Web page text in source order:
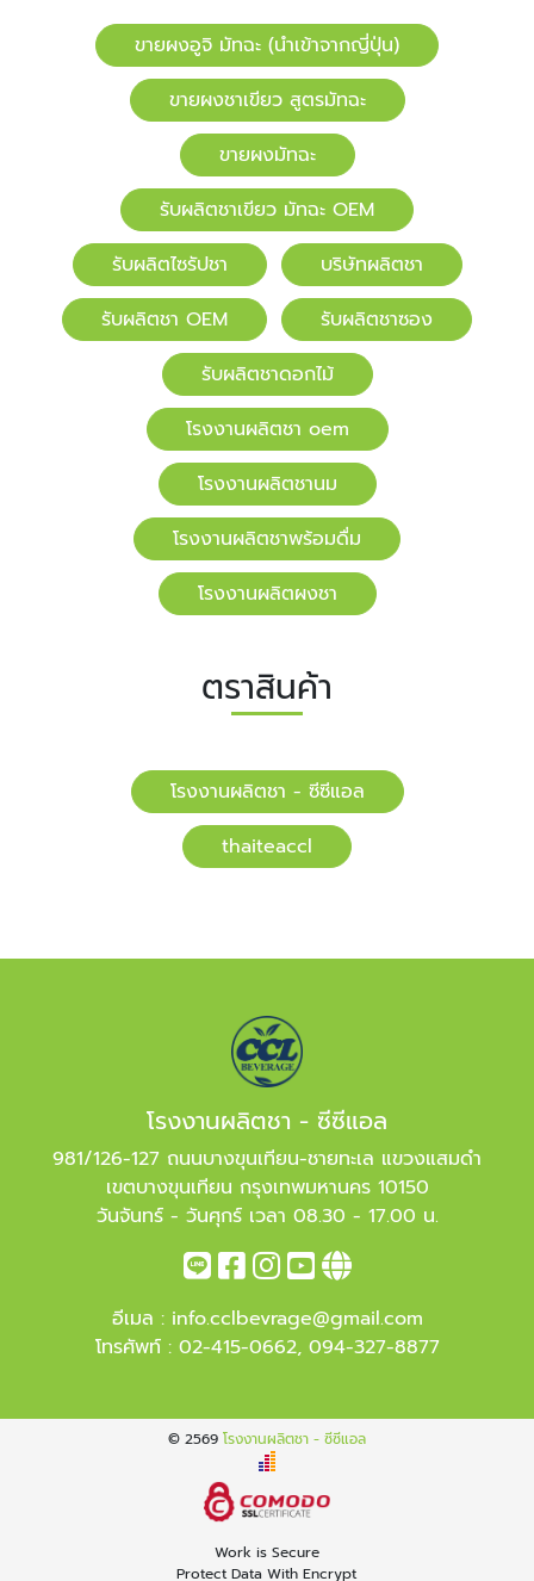
ขายผงอูจิ มัทฉะ (นำเข้าจากญี่ปุ่น)
ขายผงชาเขียว สูตรมัทฉะ
ขายผงมัทฉะ
รับผลิตชาเขียว มัทฉะ OEM
รับผลิตไซรัปชา
บริษัทผลิตชา
รับผลิตชา OEM
รับผลิตชาซอง
รับผลิตชาดอกไม้
โรงงานผลิตชา oem
โรงงานผลิตชานม
โรงงานผลิตชาพร้อมดื่ม
โรงงานผลิตผงชา
ตราสินค้า
โรงงานผลิตชา - ซีซีแอล
​​thaiteaccl
โรงงานผลิตชา - ซีซีแอล
981/126-127 ถนนบางขุนเทียน-ชายทะเล แขวงแสมดำ
เขตบางขุนเทียน กรุงเทพมหานคร 10150
วันจันทร์ - วันศุกร์ เวลา 08.30 - 17.00 น.
อีเมล : info.cclbevrage@gmail.com
โทรศัพท์ : 02-415-0662, 094-327-8877
© 2569 โรงงานผลิตชา - ซีซีแอล
Work is Secure
Protect Data With Encrypt